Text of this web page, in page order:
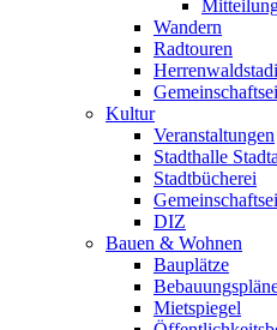
Wandern
Radtouren
Kultur
Veranstaltungen
Stadthalle
Stadtbücherei
DIZ
Bauen & Wohnen
Bauplätze
Mietspiegel